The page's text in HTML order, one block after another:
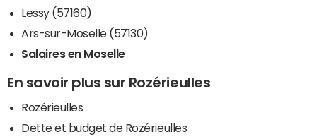
Lessy (57160)
Ars-sur-Moselle (57130)
Salaires en Moselle
En savoir plus sur Rozérieulles
Rozérieulles
Dette et budget de Rozérieulles